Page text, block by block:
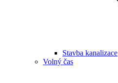
Stavba kanalizace
Volný čas